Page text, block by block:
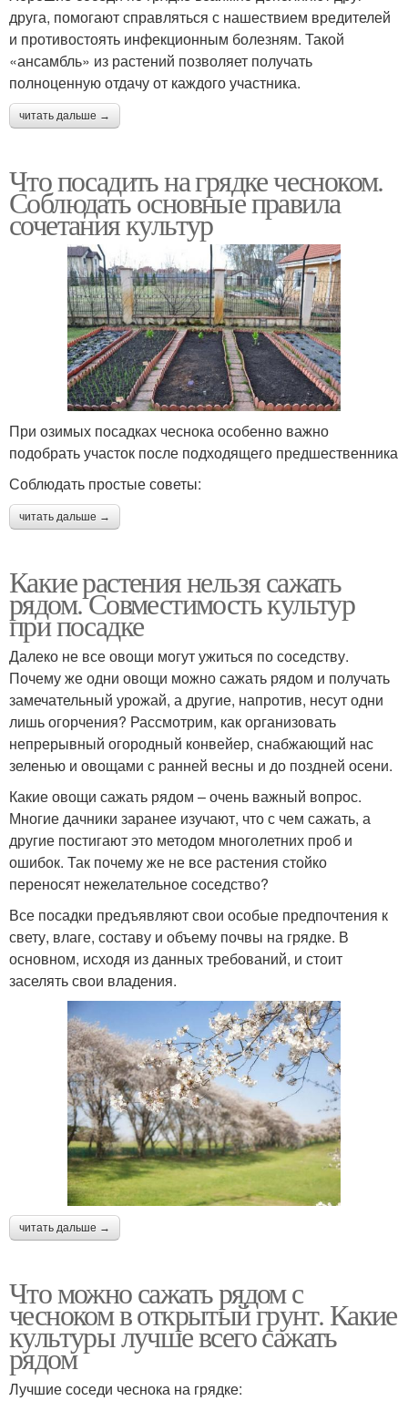
друга, помогают справляться с нашествием вредителей
и противостоять инфекционным болезням. Такой
«ансамбль» из растений позволяет получать
полноценную отдачу от каждого участника.
читать дальше →
Что посадить на грядке чесноком.
Соблюдать основные правила
сочетания культур
При озимых посадках чеснока особенно важно
подобрать участок после подходящего предшественника
Соблюдать простые советы:
читать дальше →
Какие растения нельзя сажать
рядом. Совместимость культур
при посадке
Далеко не все овощи могут ужиться по соседству.
Почему же одни овощи можно сажать рядом и получать
замечательный урожай, а другие, напротив, несут одни
лишь огорчения? Рассмотрим, как организовать
непрерывный огородный конвейер, снабжающий нас
зеленью и овощами с ранней весны и до поздней осени.
Какие овощи сажать рядом – очень важный вопрос.
Многие дачники заранее изучают, что с чем сажать, а
другие постигают это методом многолетних проб и
ошибок. Так почему же не все растения стойко
переносят нежелательное соседство?
Все посадки предъявляют свои особые предпочтения к
свету, влаге, составу и объему почвы на грядке. В
основном, исходя из данных требований, и стоит
заселять свои владения.
читать дальше →
Что можно сажать рядом с
чесноком в открытый грунт. Какие
культуры лучше всего сажать
рядом
Лучшие соседи чеснока на грядке: